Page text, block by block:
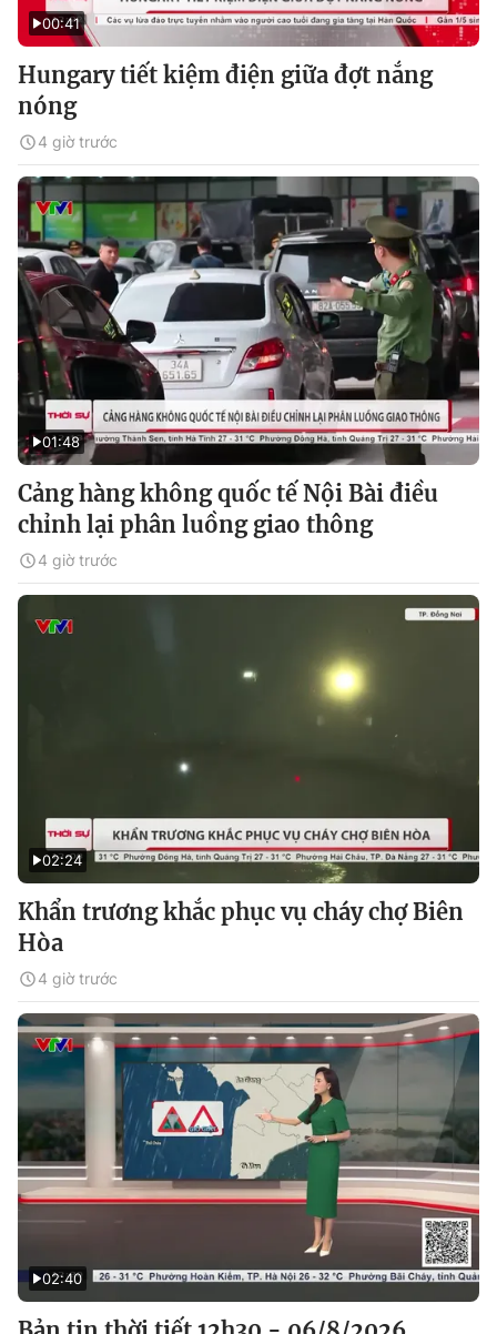
00:41
Hungary tiết kiệm điện giữa đợt nắng
nóng
4 giờ trước
01:48
Cảng hàng không quốc tế Nội Bài điều
chỉnh lại phân luồng giao thông
4 giờ trước
02:24
Khẩn trương khắc phục vụ cháy chợ Biên
Hòa
4 giờ trước
02:40